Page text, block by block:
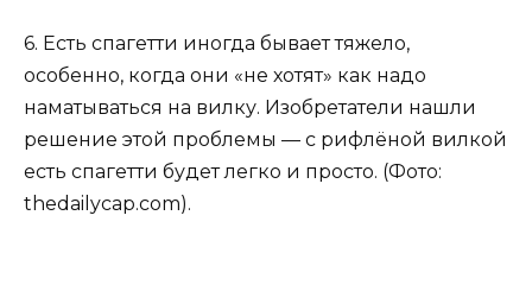
6. Есть спагетти иногда бывает тяжело,
особенно, когда они «не хотят» как надо
наматываться на вилку. Изобретатели нашли
решение этой проблемы — с рифлёной вилкой
есть спагетти будет легко и просто. (Фото:
thedailycap.com).